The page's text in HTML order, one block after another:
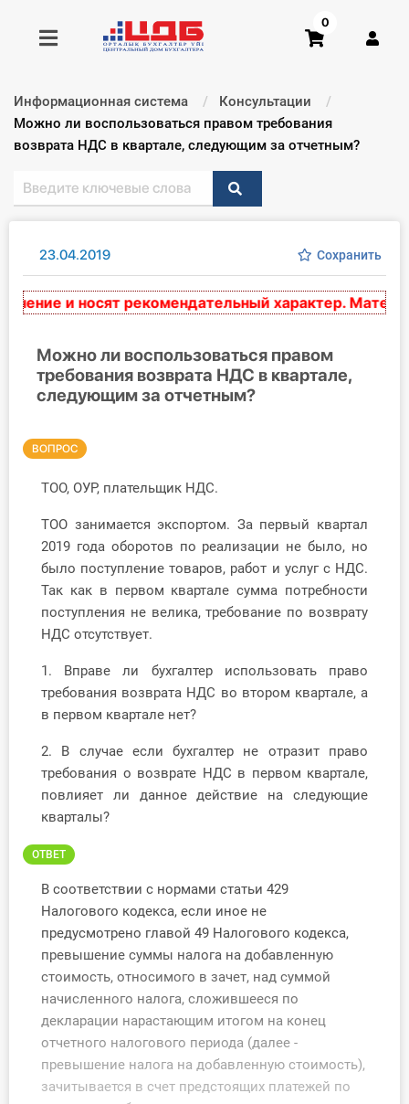
Получить консультацию
Главная ИС
Консультации
Правовая база
Библиотека бухгалтера
Инструменты
Вебинары
Справочник бухгалтера
Участник ВЭД
Практика ИП
Учет по отраслям
Интернет-магазин
Тарифы
Тестирование для
бухгалтера
0
Информационная система
Консультации
Текущий:
Можно ли воспользоваться правом требования
возврата НДС в квартале, следующим за отчетным?
23.04.2019 Сохранить
и носят рекомендательный характер.
Можно ли воспользоваться правом
требования возврата НДС в квартале,
следующим за отчетным?
ВОПРОС
ТОО, ОУР, плательщик НДС.
ТОО занимается экспортом. За первый квартал
2019 года оборотов по реализации не было, но
было поступление товаров, работ и услуг с НДС.
Так как в первом квартале сумма потребности
поступления не велика, требование по возврату
НДС отсутствует.
1. Вправе ли бухгалтер использовать право
требования возврата НДС во втором квартале, а
в первом квартале нет?
2. В случае если бухгалтер не отразит право
требования о возврате НДС в первом квартале,
повлияет ли данное действие на следующие
кварталы?
ОТВЕТ
В соответствии с нормами статьи 429
Налогового кодекса, если иное не
предусмотрено главой 49 Налогового кодекса,
превышение суммы налога на добавленную
стоимость, относимого в зачет, над суммой
начисленного налога, сложившееся по
декларации нарастающим итогом на конец
отчетного налогового периода (далее -
превышение налога на добавленную стоимость),
зачитывается в счет предстоящих платежей по